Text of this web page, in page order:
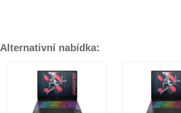
Alternativní nabídka: